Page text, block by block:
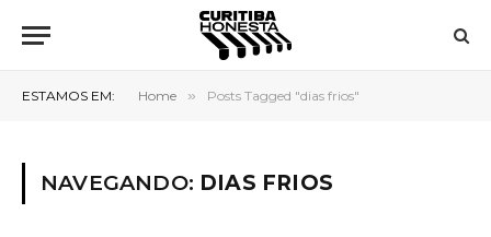
ESTAMOS EM: Home » Posts Tagged "dias frios"
NAVEGANDO: DIAS FRIOS